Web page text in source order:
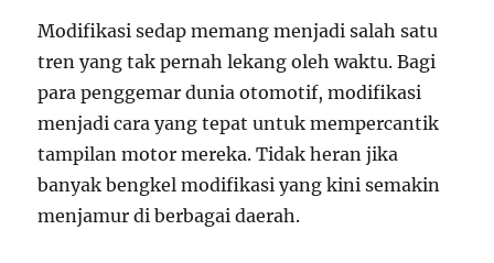
Modifikasi sedap memang menjadi salah satu
tren yang tak pernah lekang oleh waktu. Bagi
para penggemar dunia otomotif, modifikasi
menjadi cara yang tepat untuk mempercantik
tampilan motor mereka. Tidak heran jika
banyak bengkel modifikasi yang kini semakin
menjamur di berbagai daerah.